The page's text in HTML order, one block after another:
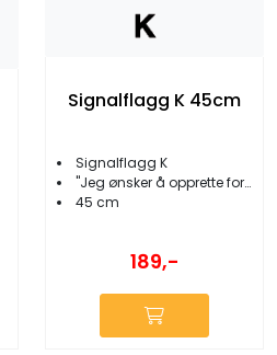
Signalflagg K 45cm
Signalflagg K
''Jeg ønsker å opprette forbindelse...''
45 cm
189,-